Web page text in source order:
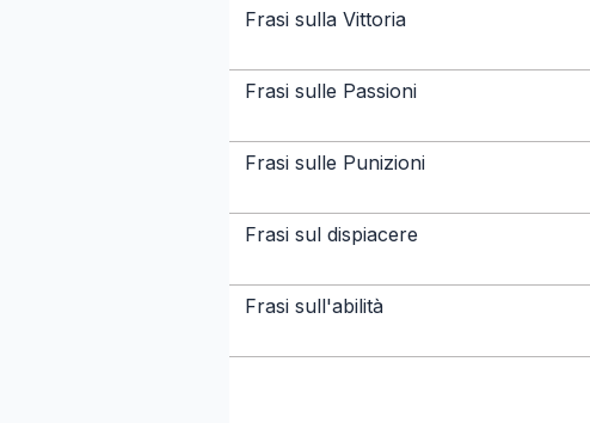
Frasi sulla Vittoria
Frasi sulle Passioni
Frasi sulle Punizioni
Frasi sul dispiacere
Frasi sull'abilità